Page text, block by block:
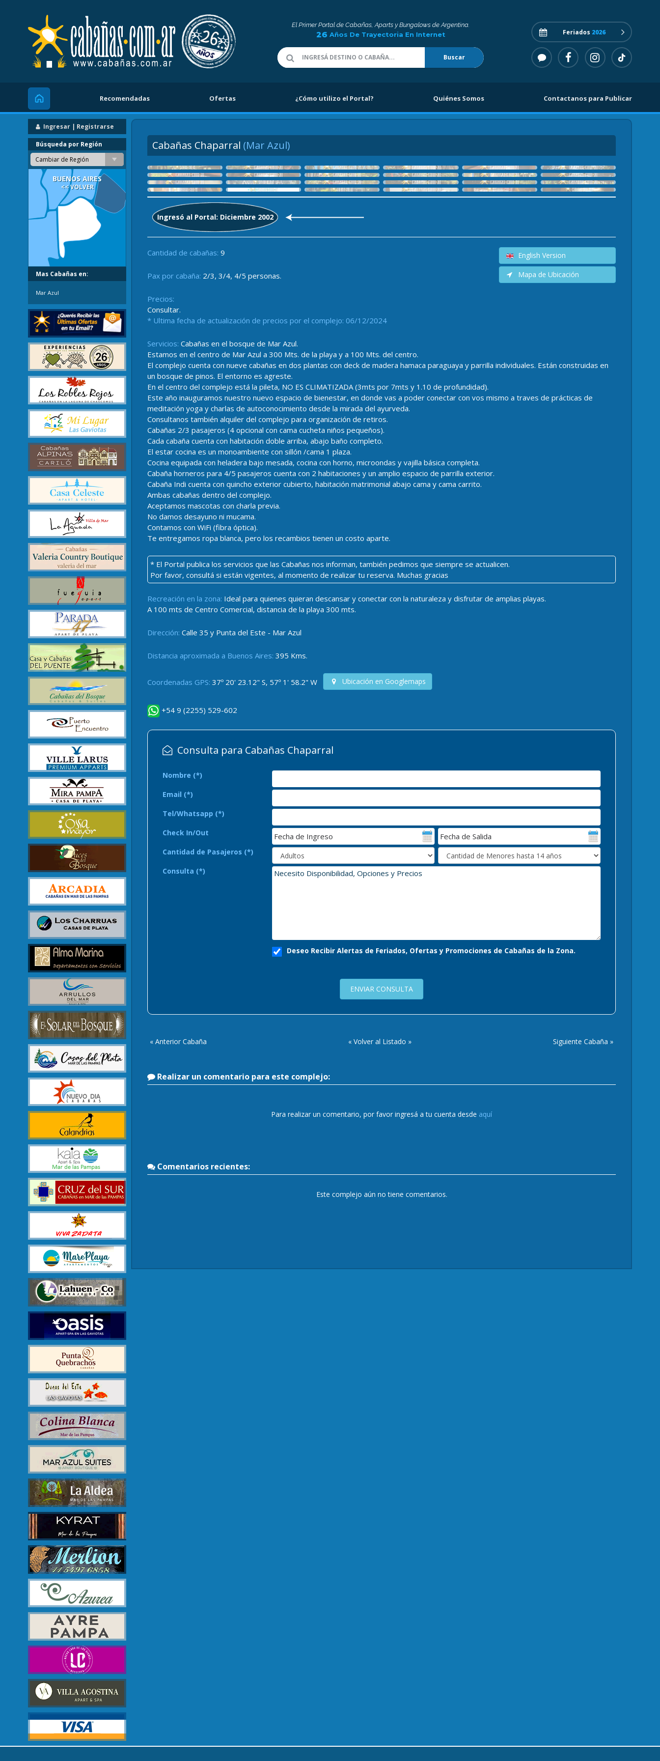
El Primer Portal de Cabañas, Aparts y Bungalows de Argentina.
26 Años De Trayectoria En Internet
Buscar
Feriados 2026
Inicio Recomendadas Ofertas ¿Cómo utilizo el Portal? Quiénes Somos Contactanos para Publicar
Ingresar | Registrarse
Búsqueda por Región
Cambiar de Región
BUENOS AIRES
<< VOLVER
Mas Cabañas en:
Mar Azul
Cabañas Chaparral (Mar Azul)
Ingresó al Portal: Diciembre 2002
Cantidad de cabañas: 9
Pax por cabaña: 2/3, 3/4, 4/5 personas.
English Version
Mapa de Ubicación
Precios:
Consultar.
* Ultima fecha de actualización de precios por el complejo: 06/12/2024
Servicios: Cabañas en el bosque de Mar Azul.
Estamos en el centro de Mar Azul a 300 Mts. de la playa y a 100 Mts. del centro.
El complejo cuenta con nueve cabañas en dos plantas con deck de madera hamaca paraguaya y parrilla individuales. Están construidas en
un bosque de pinos. El entorno es agreste.
En el centro del complejo está la pileta, NO ES CLIMATIZADA (3mts por 7mts y 1.10 de profundidad).
Este año inauguramos nuestro nuevo espacio de bienestar, en donde vas a poder conectar con vos mismo a traves de prácticas de
meditación yoga y charlas de autoconocimiento desde la mirada del ayurveda.
Consultanos también alquiler del complejo para organización de retiros.
Cabañas 2/3 pasajeros (4 opcional con cama cucheta niños pequeños).
Cada cabaña cuenta con habitación doble arriba, abajo baño completo.
El estar cocina es un monoambiente con sillón /cama 1 plaza.
Cocina equipada con heladera bajo mesada, cocina con horno, microondas y vajilla básica completa.
Cabaña horneros para 4/5 pasajeros cuenta con 2 habitaciones y un amplio espacio de parrilla exterior.
Cabaña Indi cuenta con quincho exterior cubierto, habitación matrimonial abajo cama y cama carrito.
Ambas cabañas dentro del complejo.
Aceptamos mascotas con charla previa.
No damos desayuno ni mucama.
Contamos con WiFi (fibra óptica).
Te entregamos ropa blanca, pero los recambios tienen un costo aparte.
* El Portal publica los servicios que las Cabañas nos informan, también pedimos que siempre se actualicen.
Por favor, consultá si están vigentes, al momento de realizar tu reserva. Muchas gracias
Recreación en la zona: Ideal para quienes quieran descansar y conectar con la naturaleza y disfrutar de amplias playas.
A 100 mts de Centro Comercial, distancia de la playa 300 mts.
Dirección: Calle 35 y Punta del Este - Mar Azul
Distancia aproximada a Buenos Aires: 395 Kms.
Coordenadas GPS: 37º 20' 23.12" S, 57º 1' 58.2" W Ubicación en Googlemaps
+54 9 (2255) 529-602
Consulta para Cabañas Chaparral
Nombre (*)
Email (*)
Tel/Whatsapp (*)
Check In/Out
Cantidad de Pasajeros (*)
Consulta (*)
Deseo Recibir Alertas de Feriados, Ofertas y Promociones de Cabañas de la Zona.
ENVIAR CONSULTA
« Anterior Cabaña « Volver al Listado » Siguiente Cabaña »
Realizar un comentario para este complejo:
Para realizar un comentario, por favor ingresá a tu cuenta desde aquí
Comentarios recientes:
Este complejo aún no tiene comentarios.